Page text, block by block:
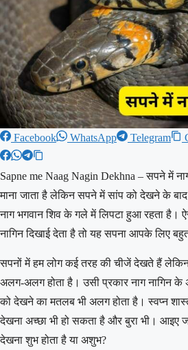
Facebook WhatsApp Telegram
Sapne me Naag Nagin Dekhna – सपने में
माना जाता है लेकिन सपने में सांप को देखने के
नाग भगवान शिव के गले में लिपटा हुआ रहता है।
नागिन दिखाई देता है तो यह सपना आपके लिए
सपनों में हम लोग कई तरह की चीजें देखते हैं
अलग-अलग होता है। उसी प्रकार नाग नागिन के
को देखने का मतलब भी अलग होता है। स्वप्न
देखना अच्छा भी हो सकता है और बुरा भी। आइए
देखना शुभ होता है या अशुभ?